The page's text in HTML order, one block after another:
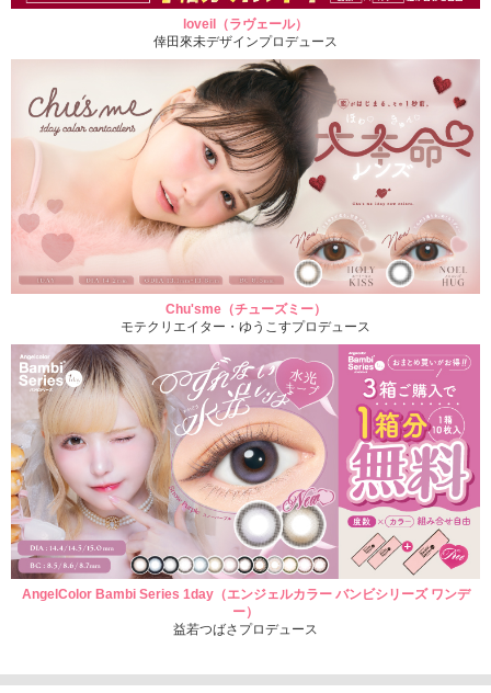
loveil（ラヴェール）
倖田來未デザインプロデュース
Chu'sme（チューズミー）
モテクリエイター・ゆうこすプロデュース
AngelColor Bambi Series 1day（エンジェルカラー バンビシリーズ ワンデ
ー）
益若つばさプロデュース